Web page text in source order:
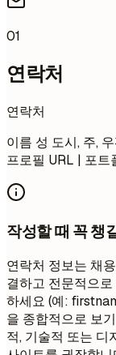
01
연락처
연락처
이름 성 도시, 주,
프로필 URL | 포트
작성할 때 꼭 챙
연락처 정보는 채
결하고 전문적으
하세요 (예:
을 종합적으로 보
적, 기술적 또는 디